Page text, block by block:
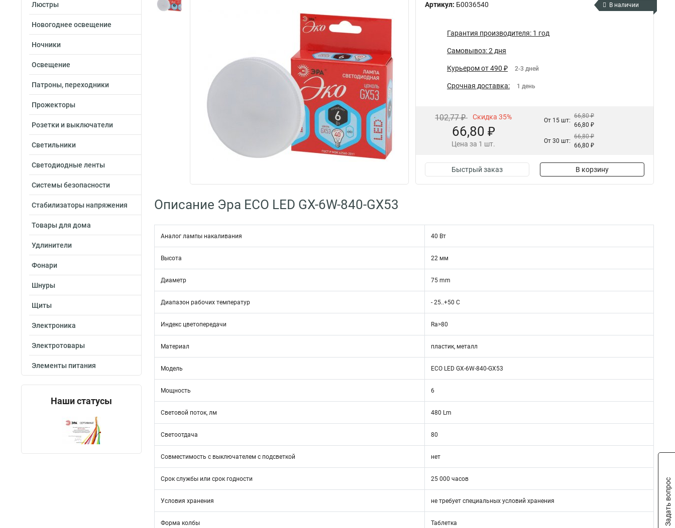
Люстры
Новогоднее освещение
Ночники
Освещение
Патроны, переходники
Прожекторы
Розетки и выключатели
Светильники
Светодиодные ленты
Системы безопасности
Стабилизаторы напряжения
Товары для дома
Удлинители
Фонари
Шнуры
Щиты
Электроника
Электротовары
Элементы питания
Наши статусы
Артикул: Б0036540 В наличии
Гарантия производителя: 1 год
Самовывоз: 2 дня
Курьером от 490 ₽ 2-3 дней
Срочная доставка: 1 день
102,77 ₽ Скидка 35%
66,80 ₽
Цена за 1 шт.
От 15 шт:
66,80 ₽
66,80 ₽
От 30 шт:
66,80 ₽
66,80 ₽
Быстрый заказ В корзину
Описание Эра ECO LED GX-6W-840-GX53
Аналог лампы накаливания 40 Вт
Высота 22 мм
Диаметр 75 mm
Диапазон рабочих температур - 25..+50 C
Индекс цветопередачи Ra>80
Материал пластик, металл
Модель ECO LED GX-6W-840-GX53
Мощность 6
Световой поток, лм 480 Lm
Светоотдача 80
Совместимость с выключателем с подсветкой нет
Срок службы или срок годности 25 000 часов
Условия хранения не требует специальных условий хранения
Форма колбы Таблетка Задать вопрос